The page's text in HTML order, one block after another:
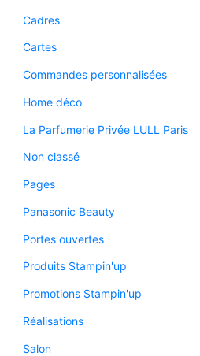
Cadres
Cartes
Commandes personnalisées
Home déco
La Parfumerie Privée LULL Paris
Non classé
Pages
Panasonic Beauty
Portes ouvertes
Produits Stampin'up
Promotions Stampin'up
Réalisations
Salon